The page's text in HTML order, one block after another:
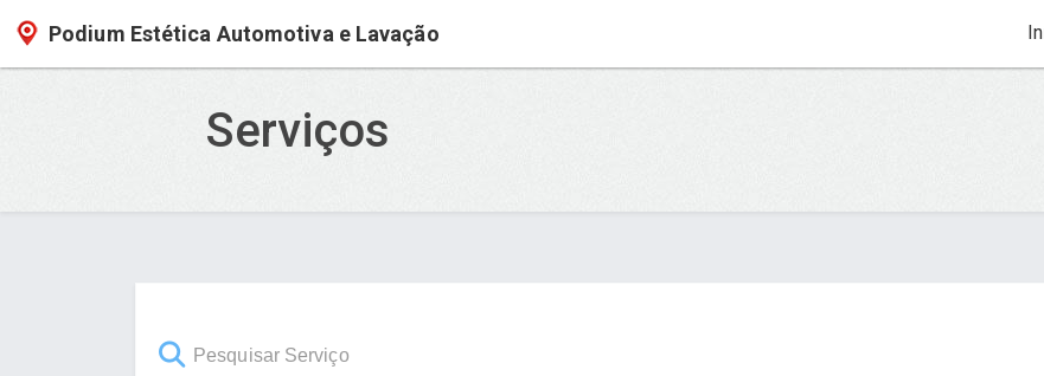
Podium Estética Automotiva e Lavação
Serviços